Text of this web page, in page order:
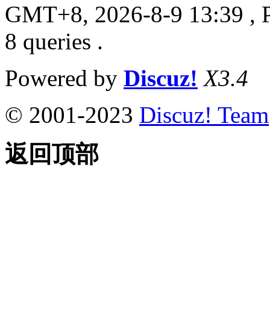
GMT+8, 2026-8-9 13:39 ,
8 queries .
Powered by Discuz! X3.4
© 2001-2023 Discuz! Team
返回顶部